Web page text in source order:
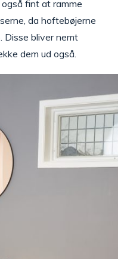
fint at ramme
da hoftebøjerne
Disse bliver nemt
dem ud også.